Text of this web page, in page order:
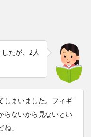
たが、2人
しまいました。フィギ
らないから見ないとい
」